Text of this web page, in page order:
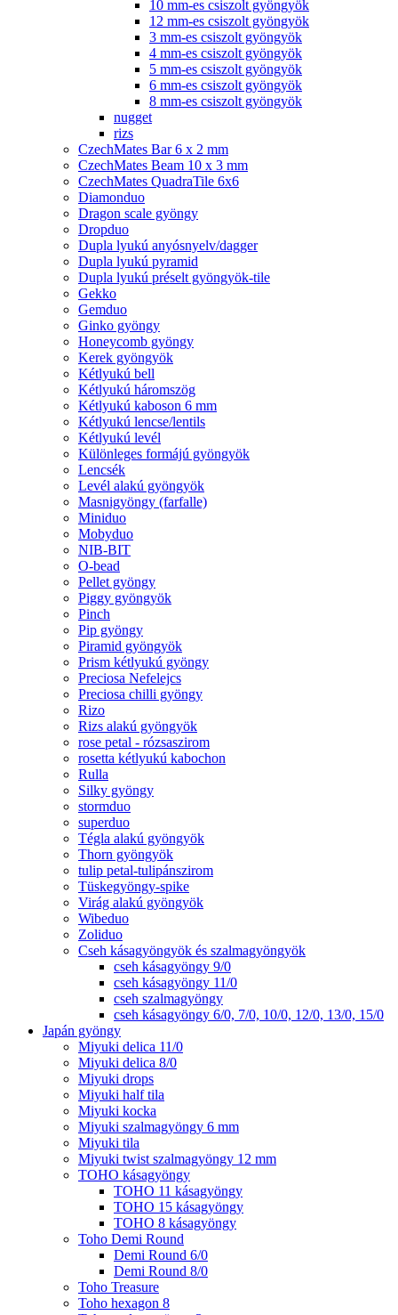
10 mm-es csiszolt gyöngyök
12 mm-es csiszolt gyöngyök
3 mm-es csiszolt gyöngyök
4 mm-es csiszolt gyöngyök
5 mm-es csiszolt gyöngyök
6 mm-es csiszolt gyöngyök
8 mm-es csiszolt gyöngyök
nugget
rizs
CzechMates Bar 6 x 2 mm
CzechMates Beam 10 x 3 mm
CzechMates QuadraTile 6x6
Diamonduo
Dragon scale gyöngy
Dropduo
Dupla lyukú anyósnyelv/dagger
Dupla lyukú pyramid
Dupla lyukú préselt gyöngyök-tile
Gekko
Gemduo
Ginko gyöngy
Honeycomb gyöngy
Kerek gyöngyök
Kétlyukú bell
Kétlyukú háromszög
Kétlyukú kaboson 6 mm
Kétlyukú lencse/lentils
Kétlyukú levél
Különleges formájú gyöngyök
Lencsék
Levél alakú gyöngyök
Masnigyöngy (farfalle)
Miniduo
Mobyduo
NIB-BIT
O-bead
Pellet gyöngy
Piggy gyöngyök
Pinch
Pip gyöngy
Piramid gyöngyök
Prism kétlyukú gyöngy
Preciosa Nefelejcs
Preciosa chilli gyöngy
Rizo
Rizs alakú gyöngyök
rose petal - rózsaszirom
rosetta kétlyukú kabochon
Rulla
Silky gyöngy
stormduo
superduo
Tégla alakú gyöngyök
Thorn gyöngyök
tulip petal-tulipánszirom
Tüskegyöngy-spike
Virág alakú gyöngyök
Wibeduo
Zoliduo
Cseh kásagyöngyök és szalmagyöngyök
cseh kásagyöngy 9/0
cseh kásagyöngy 11/0
cseh szalmagyöngy
cseh kásagyöngy 6/0, 7/0, 10/0, 12/0, 13/0, 15/0
Japán gyöngy
Miyuki delica 11/0
Miyuki delica 8/0
Miyuki drops
Miyuki half tila
Miyuki kocka
Miyuki szalmagyöngy 6 mm
Miyuki tila
Miyuki twist szalmagyöngy 12 mm
TOHO kásagyöngy
TOHO 11 kásagyöngy
TOHO 15 kásagyöngy
TOHO 8 kásagyöngy
Toho Demi Round
Demi Round 6/0
Demi Round 8/0
Toho Treasure
Toho hexagon 8